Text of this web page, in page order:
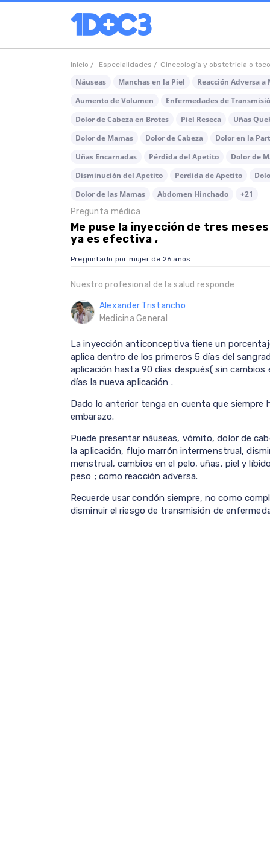
Inicio / Especialidades / Ginecología y obstetricia o
Náuseas Manchas en la Piel Reacción Adversa
Aumento de Volumen
Enfermedades de
Dolor de Cabeza en Brotes
Piel Reseca Uñas
Dolor de Mamas
Dolor de Cabeza Dolor en la
Uñas Encarnadas
Pérdida del Apetito Dolor de
Disminución del Apetito
Perdida de Apetito
Dolor de las Mamas
Abdomen Hinchado
+21
Pregunta médica
Me puse la inyección de tres
ya es efectiva ,
Preguntado por mujer de 26 años
Nuestro profesional de la salud responde
Alexander Tristancho
Medicina General
La inyección anticonceptiva tiene un
aplica dentro de los primeros 5 días del
aplicación hasta 90 días después( sin
días la nueva aplicación .
Dado lo anterior tenga en cuenta que siempre
embarazo.
Puede presentar náuseas, vómito, dolor de
la aplicación, flujo marrón intermenstrual,
menstrual, cambios en el pelo, uñas, piel y
peso ; como reacción adversa.
Recuerde usar condón siempre, no como
disminuir el riesgo de transmisión de